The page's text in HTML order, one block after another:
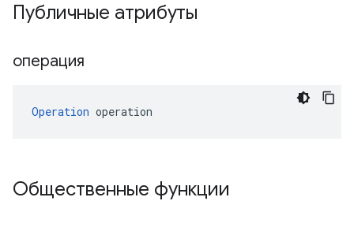
Публичные атрибуты
операция
Operation operation
Общественные функции